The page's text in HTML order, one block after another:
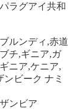
ラグアイ共和
ルンディ,赤道
チ,ギニア,ガ
ニア,ケニア,
ビーク ナミ
ンビア